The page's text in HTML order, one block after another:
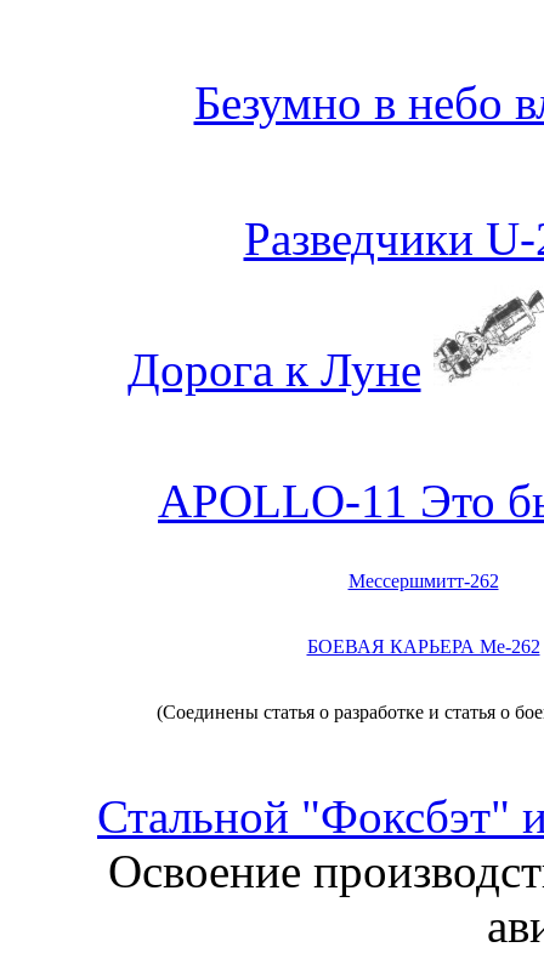
Безумно в небо
Разведчики
Дорога к Луне
APOLLO-11 Это
Мессершмитт-262
БОЕВАЯ КАРЬЕРА Me-262
(Соединены статья о разработке и статья о
Стальной "Фоксбэт"
Освоение